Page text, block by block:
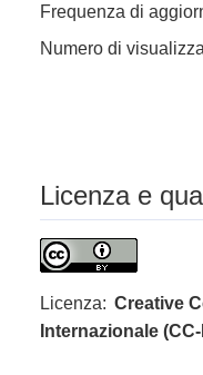
Frequenza di
Numero di
Licenza e
Licenza: Creative
Internazionale